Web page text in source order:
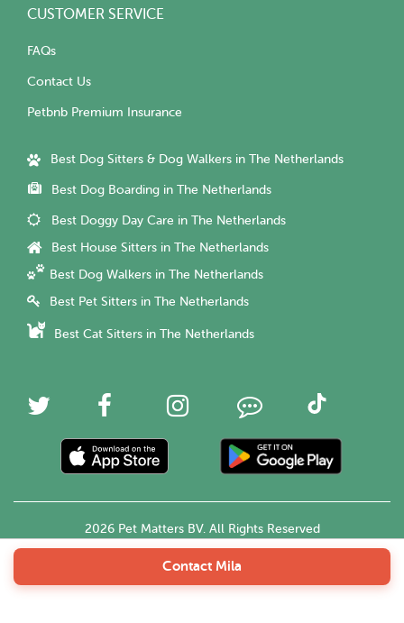
Contact Mila
CUSTOMER SERVICE
FAQs
Contact Us
Petbnb Premium Insurance
Best Dog Sitters & Dog Walkers in The Netherlands
Best Dog Boarding in The Netherlands
Best Doggy Day Care in The Netherlands
Best House Sitters in The Netherlands
Best Dog Walkers in The Netherlands
Best Pet Sitters in The Netherlands
Best Cat Sitters in The Netherlands
2026 Pet Matters BV. All Rights Reserved